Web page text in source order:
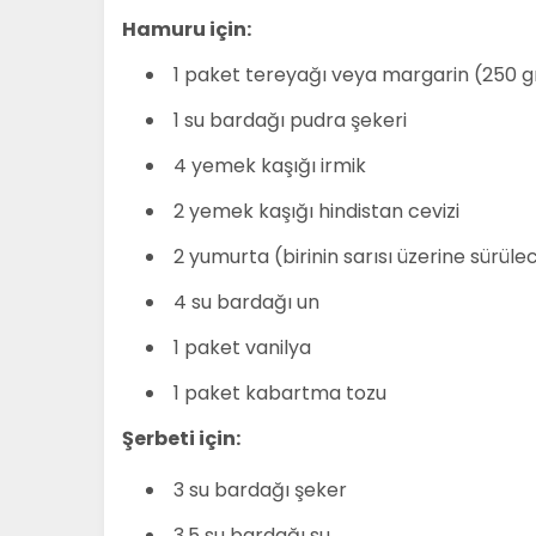
Hamuru için:
1 paket tereyağı veya margarin (250
1 su bardağı pudra şekeri
4 yemek kaşığı irmik
2 yemek kaşığı hindistan cevizi
2 yumurta (birinin sarısı üzerine
4 su bardağı un
1 paket vanilya
1 paket kabartma tozu
Şerbeti için:
3 su bardağı şeker